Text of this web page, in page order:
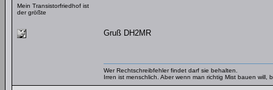
Mein Transistorfriedhof ist
der größte
Gruß DH2MR
Wer Rechtschreibfehler findet darf sie behalten.
Irren ist menschlich. Aber wenn man richtig Mist bauen will,